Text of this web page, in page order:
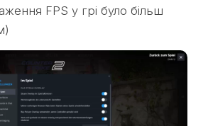
FPS у грі було більш